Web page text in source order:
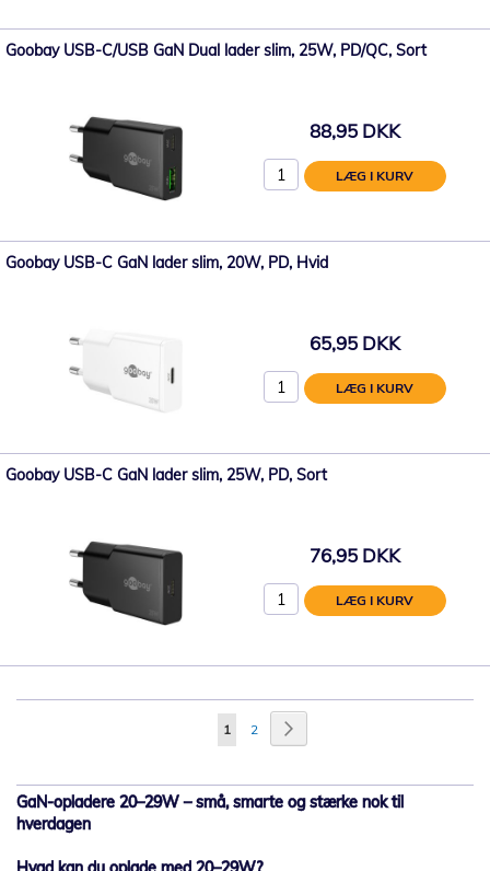
Goobay USB-C/USB GaN Dual lader slim, 25W, PD/QC, Sort
88,95 DKK
LÆG I KURV
Goobay USB-C GaN lader slim, 20W, PD, Hvid
65,95 DKK
LÆG I KURV
Goobay USB-C GaN lader slim, 25W, PD, Sort
76,95 DKK
LÆG I KURV
Side
Du
i
side
1 Side
2
GaN-opladere 20–29W – små, smarte og stærke nok til
hverdagen